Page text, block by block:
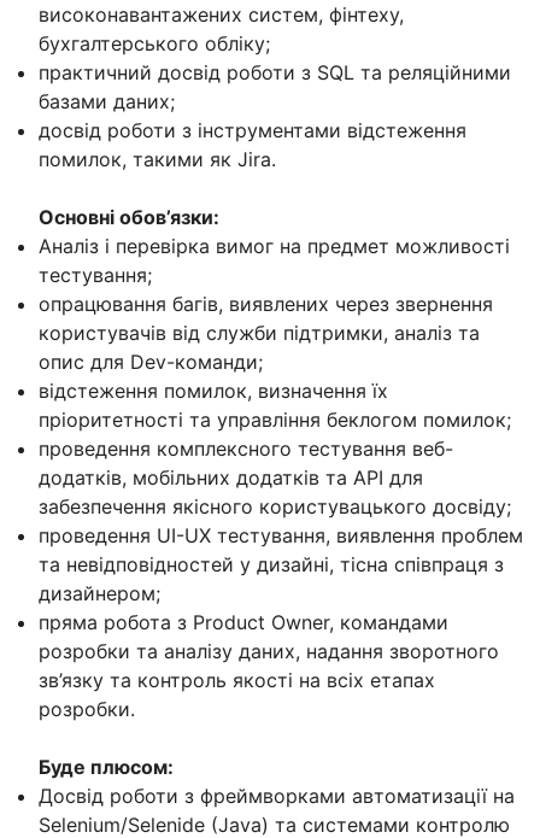
високонавантажених систем, фінтеху,
бухгалтерського обліку;
практичний досвід роботи з SQL та реляційними
базами даних;
досвід роботи з інструментами відстеження
помилок, такими як Jira.
Основні обов’язки:
Аналіз і перевірка вимог на предмет можливості
тестування;
опрацювання багів, виявлених через звернення
користувачів від служби підтримки, аналіз та
опис для Dev-команди;
відстеження помилок, визначення їх
пріоритетності та управління беклогом помилок;
проведення комплексного тестування веб-
додатків, мобільних додатків та API для
забезпечення якісного користувацького досвіду;
проведення UI-UX тестування, виявлення проблем
та невідповідностей у дизайні, тісна співпраця з
дизайнером;
пряма робота з Product Owner, командами
розробки та аналізу даних, надання зворотного
зв’язку та контроль якості на всіх етапах
розробки.
Буде плюсом:
Досвід роботи з фреймворками автоматизації на
Selenium/Selenide (Java) та системами контролю